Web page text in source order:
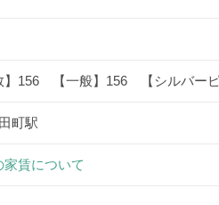
】156 【一般】156 【シルバー
町駅
賃について